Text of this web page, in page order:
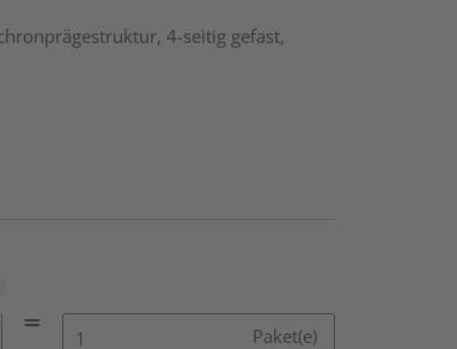
4-seitig gefast,
Paket(e)